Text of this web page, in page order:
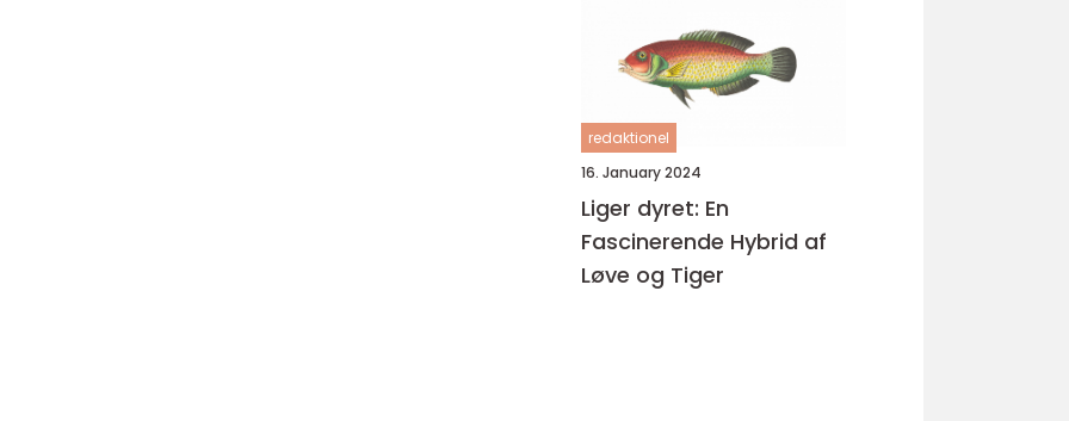
redaktionel
16. January 2024
Liger dyret: En
Fascinerende Hybrid af
Løve og Tiger